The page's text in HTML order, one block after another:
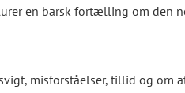
en barsk fortælling om den
misforståelser, tillid og om